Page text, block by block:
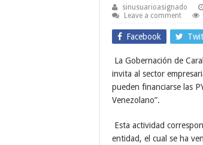
sinusuarioasignado
Leave a comment
Facebook
La Gobernación de
invita al sector
pueden financiarse las
Venezolano”.
Esta actividad
entidad, el cual se ha